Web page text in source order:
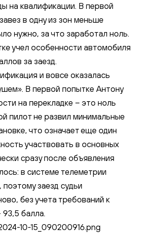
на квалификации. В первой
в одну из зон меньше
нужно, за что заработал ноль.
учел особенности автомобиля
за заезд.
и вовсе оказалась
В первой попытке Антону
на перекладке – это ноль
пилот не развил минимальные
что означает еще один
участвовать в основных
сразу после объявления
в системе телеметрии
заезд судьи
без учета требований к
93,5 балла.